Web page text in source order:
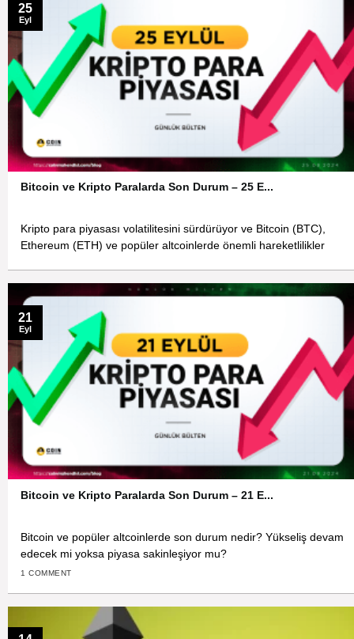
Bitcoin ve Kripto Paralarda Son Durum – 25 E...
Kripto para piyasası volatilitesini sürdürüyor ve Bitcoin (BTC),
Ethereum (ETH) ve popüler altcoinlerde önemli hareketlilikler
25
Eyl
Bitcoin ve Kripto Paralarda Son Durum – 21 E...
Bitcoin ve popüler altcoinlerde son durum nedir? Yükseliş devam
edecek mi yoksa piyasa sakinleşiyor mu?
1 COMMENT
21
Eyl